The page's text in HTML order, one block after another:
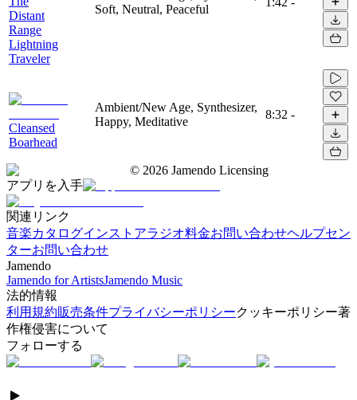
Distant
Range
Lightning
Traveler
Soft, Neutral, Peaceful
Cleansed
Boarhead
Ambient/New Age, Synthesizer,
Happy, Meditative
8:32 -
© 2026 Jamendo Licensing
アプリを入手
関連リンク
音楽カタログインストアラジオ料金お問い合わせヘルプセン
ターお問い合わせ
Jamendo
Jamendo for ArtistsJamendo Music
法的情報
利用規約販売条件プライバシーポリシークッキーポリシー著
作権侵害について
フォローする